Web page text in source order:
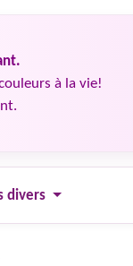
à la vie!
divers